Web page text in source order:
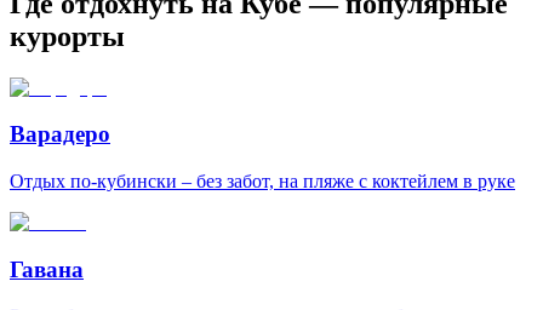
курорты
Варадеро
Отдых по-кубински – без забот, на пляже с коктейлем в руке
Гавана